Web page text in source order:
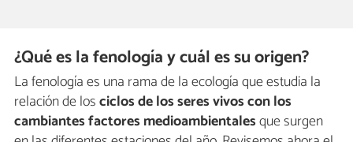
¿Qué es la fenología y cuál es su origen?
La fenología es una rama de la ecología que estudia la
relación de losciclos de los seres vivos con los
cambiantes factores medioambientalesque surgen